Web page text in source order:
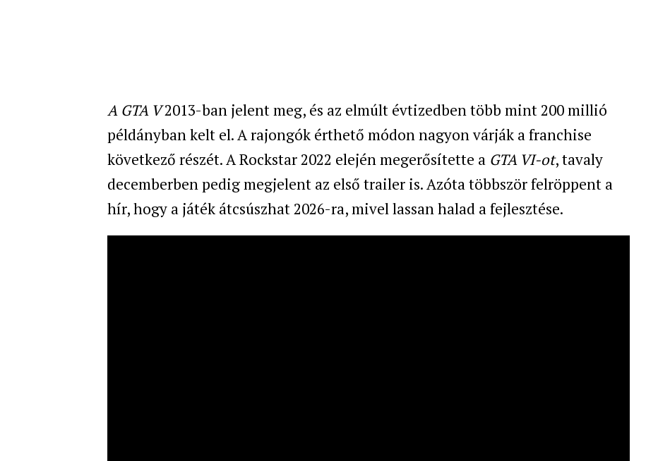
A GTA V2013-ban jelent meg, és az elmúlt évtizedben több mint 200 millió
példányban kelt el. A rajongók érthető módon nagyon várják a franchise
következő részét. A Rockstar 2022 elején megerősítette a GTA VI-ot, tavaly
decemberben pedig megjelent az első trailer is. Azóta többször felröppent a
hír, hogy a játék átcsúszhat 2026-ra, mivel lassan halad a fejlesztése.